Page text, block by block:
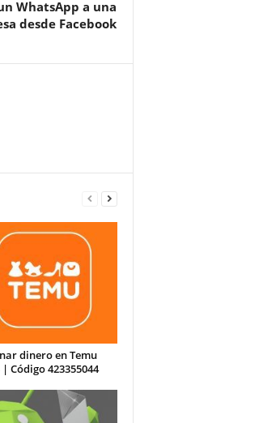
WhatsApp a una
desde Facebook
dinero en Temu
Código 423355044